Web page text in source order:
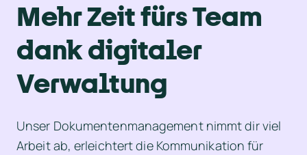
Mehr Zeit fürs Team
dank digitaler
Verwaltung
Unser Dokumentenmanagement nimmt dir viel
Arbeit ab, erleichtert die Kommunikation für